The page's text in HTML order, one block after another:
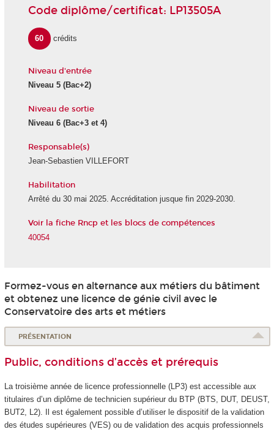
Code diplôme/certificat: LP13505A
60 crédits
Niveau d'entrée
Niveau 5(Bac+2)
Niveau de sortie
Niveau 6(Bac+3 et 4)
Responsable(s)
Jean-Sebastien VILLEFORT
Habilitation
Arrêté du 30 mai 2025. Accréditation jusque fin 2029-2030.
Voir la fiche Rncp et les blocs de compétences
40054
Formez-vous en alternanceaux métiers du bâtiment
et obtenez une licence de génie civil avec le
Conservatoire des arts et métiers
PRÉSENTATION
Public, conditions d’accès et prérequis
La troisième année de licence professionnelle (LP3) est accessible aux
titulaires d’un diplôme de technicien supérieur du BTP (BTS, DUT, DEUST,
BUT2, L2). Il est également possible d’utiliser le dispositif de la validation
des études supérieures (VES) ou de validation des acquis professionnels